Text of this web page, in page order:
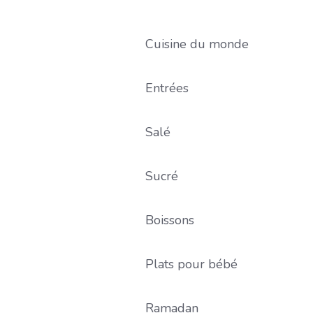
Cuisine du monde
Entrées
Salé
Sucré
Boissons
Plats pour bébé
Ramadan